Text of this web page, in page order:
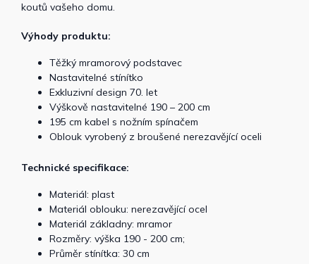
koutů vašeho domu.
Výhody produktu:
Těžký mramorový podstavec
Nastavitelné stínítko
Exkluzivní design 70. let
Výškově nastavitelné 190 – 200 cm
195 cm kabel s nožním spínačem
Oblouk vyrobený z broušené nerezavějící oceli
Technické specifikace:
Materiál: plast
Materiál oblouku: nerezavějící ocel
Materiál základny: mramor
Rozměry: výška 190 - 200 cm;
Průměr stínítka: 30 cm